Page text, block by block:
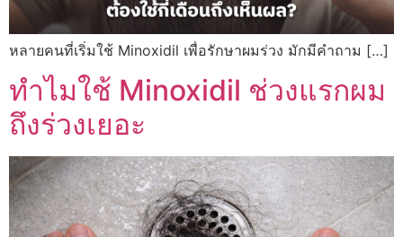
หลายคนที่เริ่มใช้ Minoxidil เพื่อรักษาผมร่วง มักมีคำถาม […]
ทำไมใช้ Minoxidil ช่วงแรกผม
ถึงร่วงเยอะ